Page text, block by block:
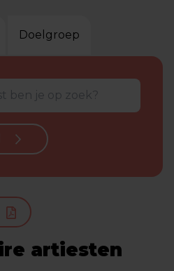
Doelgroep
artiesten